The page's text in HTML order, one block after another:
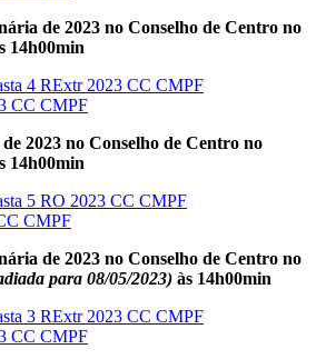
de 2023 no Conselho de Centro no
14h00min
4 RExtr 2023 CC CMPF
CC CMPF
2023 no Conselho de Centro no
14h00min
5 RO 2023 CC CMPF
CMPF
de 2023 no Conselho de Centro no
para 08/05/2023) às 14h00min
3 RExtr 2023 CC CMPF
CC CMPF